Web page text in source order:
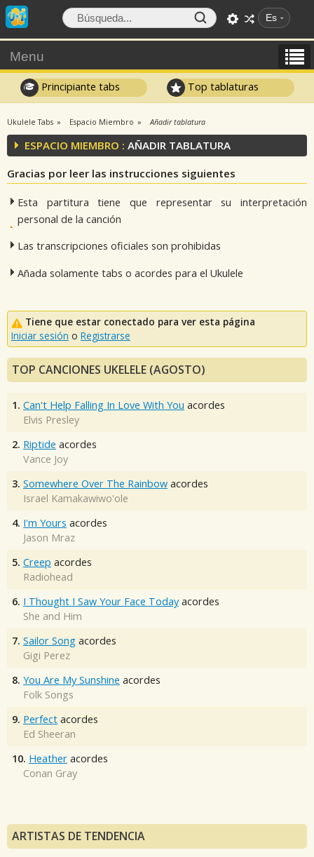
Es
Menu
Principiante tabs Top tablaturas
Ukulele Tabs Espacio Miembro Añadir tablatura
ESPACIO MIEMBRO : AÑADIR TABLATURA
Gracias por leer las instrucciones siguientes
Esta partitura tiene que representar su interpretación
personal de la canción
Las transcripciones oficiales son prohibidas
Añada solamente tabs o acordes para el Ukulele
Tiene que estar conectado para ver esta página
Iniciar sesión o Registrarse
TOP CANCIONES UKELELE (AGOSTO)
1. Can't Help Falling In Love With You acordes
Elvis Presley
2. Riptide acordes
Vance Joy
3. Somewhere Over The Rainbow acordes
Israel Kamakawiwo'ole
4. I'm Yours acordes
Jason Mraz
5. Creep acordes
Radiohead
6. I Thought I Saw Your Face Today acordes
She and Him
7. Sailor Song acordes
Gigi Perez
8. You Are My Sunshine acordes
Folk Songs
9. Perfect acordes
Ed Sheeran
10. Heather acordes
Conan Gray
ARTISTAS DE TENDENCIA